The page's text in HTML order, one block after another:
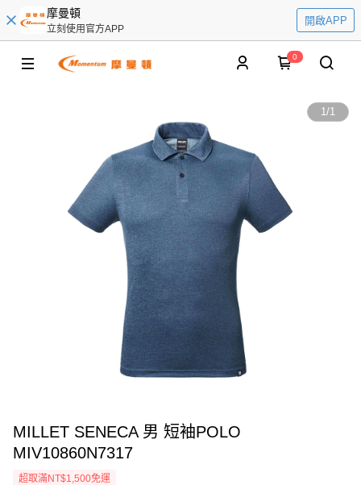
摩曼頓
立刻使用官方APP
開啟APP
0
1/1
MILLET SENECA 男 短袖POLO
MIV10860N7317
超取滿NT$1,500免運